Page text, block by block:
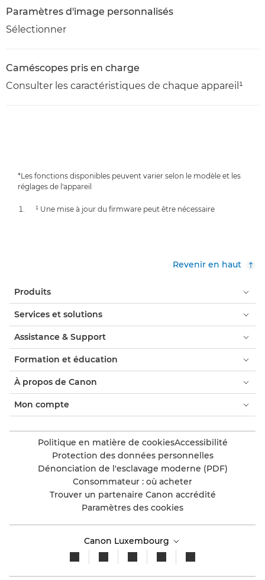
Paramètres d'image personnalisés
Sélectionner
Caméscopes pris en charge
Consulter les caractéristiques de chaque appareil¹
*Les fonctions disponibles peuvent varier selon le modèle et les
réglages de l'appareil
¹ Une mise à jour du firmware peut être nécessaire
Revenir en haut
Produits
Services et solutions
Assistance & Support
Formation et éducation
À propos de Canon
Mon compte
Politique en matière de cookiesAccessibilité
Protection des données personnelles
Dénonciation de l'esclavage moderne (PDF)
Consommateur : où acheter
Trouver un partenaire Canon accrédité
Paramètres des cookies
Canon Luxembourg